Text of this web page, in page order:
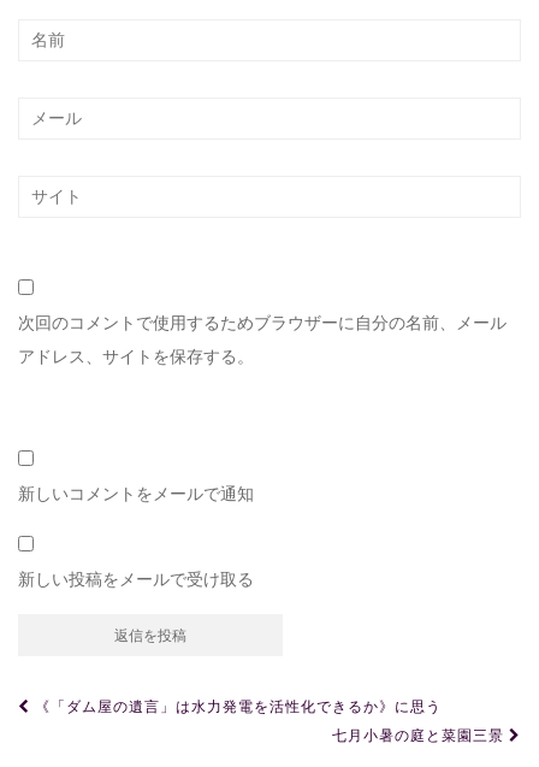
次回のコメントで使用するためブラウザーに自分の名前、メール
アドレス、サイトを保存する。
新しいコメントをメールで通知
新しい投稿をメールで受け取る
投《「ダム屋の遺言」は水力発電を活性化できるか》に思う
七月小暑の庭と菜園三景